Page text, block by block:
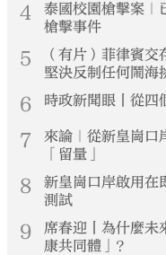
4
泰國校園槍擊案
槍擊事件
5
（有片）菲律賓
堅決反制任何鬧海
6 時政新聞眼丨從四
7
來論｜從新皇崗
「留量」
8
新皇崗口岸啟用
測試
9
席春迎丨為什麼
康共同體」？